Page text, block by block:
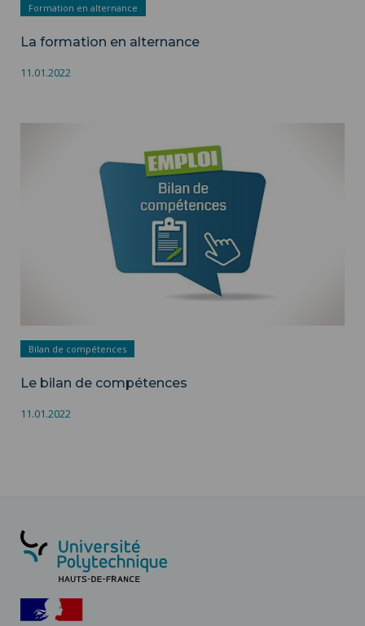
Formation en alternance
La formation en alternance
11.01.2022
Bilan de compétences
Le bilan de compétences
11.01.2022